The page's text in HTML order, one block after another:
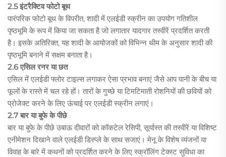
2.5 इंटरैक्टिव फोटो बूथ
पारंपरिक फोटो बूथ के विपरीत, शादी में एलईडी स्क्रीन का उपयोग गतिशील
पृष्ठभूमि के रूप में किया जा सकता है जो लगातार यादगार तस्वीरें प्रदर्शित करती
है। इसके अतिरिक्त, यह शादी के आयोजकों को विभिन्न थीम के अनुसार शादी की
पृष्ठभूमि बनाने में सक्षम बनाता है।
2.6 एसिल रनर या छत
एसिल में एलईडी फ्लोर टाइल्स लगाकर ऐसा प्रभाव बनाएं जैसे आप पानी के बीच या
फूलों के रास्ते में चल रहे हों। तारों के गुच्छे या टिमटिमाती रोशनियों की छवियों को
प्रोजेक्ट करने के लिए ऊंचाई पर एलईडी स्क्रीन लगाएं।
2.7 बार या बुफे के पीछे
बार या बुफे के पीछे उबाऊ दीवारों को कॉकटेल रेसिपी, सूर्यास्त की तस्वीरें या विशिष्ट
एनीमेशन दिखाने वाले एलईडी डिस्प्ले के साथ सजाएं। मेनू के विशेष व्यंजनों या
विवाह के बारे में कथनों को प्रदर्शित करने के लिए स्क्रॉलिंग टेक्स्ट सुविधा का